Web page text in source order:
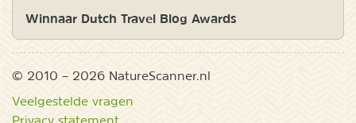
Winnaar Dutch Travel Blog Awards
© 2010 – 2026 NatureScanner.nl
Veelgestelde vragen
Privacy statement